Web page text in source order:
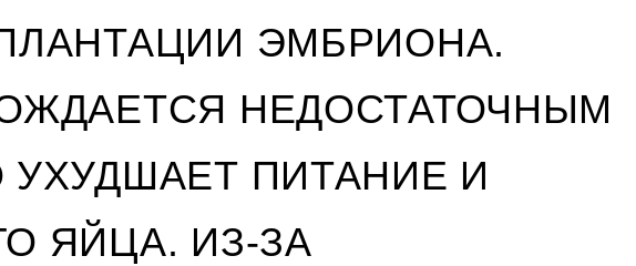
ЭМБРИОНА.
НЕДОСТАТОЧНЫМ
ПИТАНИЕ И
ЯЙЦА. ИЗ-ЗА